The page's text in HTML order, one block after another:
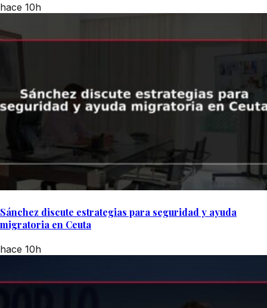
hace 10h
Sánchez discute estrategias para seguridad y ayuda
migratoria en Ceuta
hace 10h